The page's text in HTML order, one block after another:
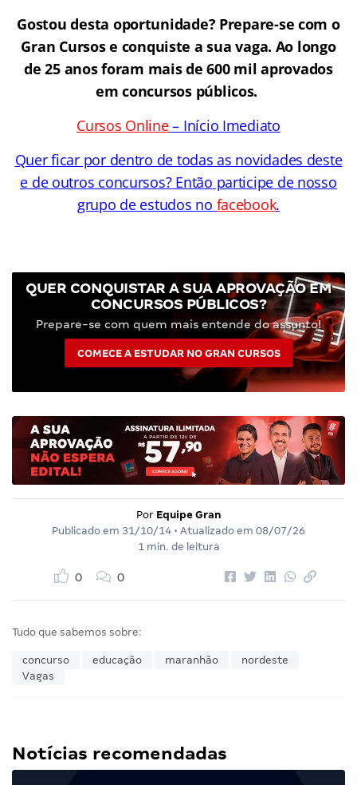
Gostou desta oportunidade? Prepare-se com o
Gran Cursos e conquiste a sua vaga. Ao longo
de 25 anos foram mais de 600 mil aprovados
em concursos públicos.
Cursos Online– Início Imediato
Quer ficar por dentro de todas as novidades deste
e de outros concursos? Então participe de nosso
grupo de estudos no facebook.
QUER CONQUISTAR A SUA APROVAÇÃO EM
CONCURSOS PÚBLICOS?
Prepare-se com quem mais entende do assunto!
COMECE A ESTUDAR NO GRAN CURSOS
Por Equipe Gran
Publicado em 31/10/14 • Atualizado em 08/07/26
1 min. de leitura
0 0
Tudo que sabemos sobre:
concurso educação maranhão
nordeste
Vagas
Notícias recomendadas